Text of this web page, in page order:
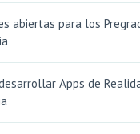
abiertas para los
Apps de